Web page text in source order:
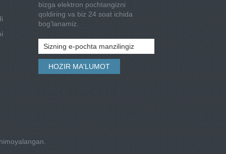
bizga elektron pochtangizni
qoldiring va biz 24 soat ichida
bog'lanamiz.